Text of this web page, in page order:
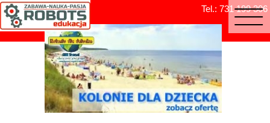
Tel.: 731 199 306